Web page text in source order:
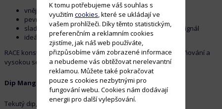
vnější vrstva pracuje okamžitě po dopadu do vody
pevné vnitřní jádro uvolňuje atraktory dlouhé hodiny
sladké mango + pikantní chilli = silný, nezaměnitelný signál
ideální na velké ryby, závody i těžké vody
RACE konstrukce zajišťujedlouhodobý efekt, stabilní uvolňování a
vysokou selektivitu.
Dip Mango
Tekutý dip, který okamžitě aktivuje jakoukoliv nástrahu.
K tomu potřebujeme váš souhlas s
využitím cookies, které se ukládají ve
vašem prohlížeči. Díky těmto statistickým,
preferenčním a reklamním cookies
zjistíme, jak náš web používáte,
přizpůsobíme vám zobrazené informace
a nebudeme vás obtěžovat nerelevantní
reklamou. Můžete také pokračovat
pouze s cookies nezbytnými pro
fungování webu. Cookies nám dodávají
energii pro další vylepšování.